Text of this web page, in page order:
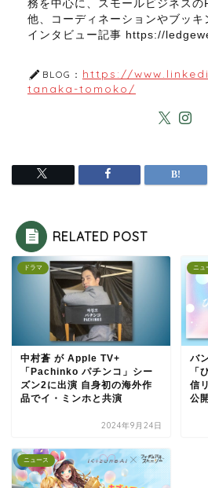
務を中心に、スモールビジネスの
他、コーディネーションやブッキ
インタビュー記事 https://
BLOG： https://
tanaka-tomoko/
RELATED POST
ドラマ
中村蒼 が Apple TV+
「Pachinko パチンコ」シー
ズン2に出演 自身初の海外作
品でイ・ミンホと共演
2024年9月24日
ニュ
バ
「
信
公開
ニュース